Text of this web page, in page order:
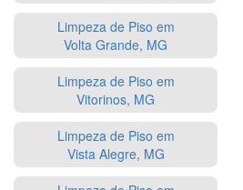
Limpeza de Piso em
Volta Grande, MG
Limpeza de Piso em
Vitorinos, MG
Limpeza de Piso em
Vista Alegre, MG